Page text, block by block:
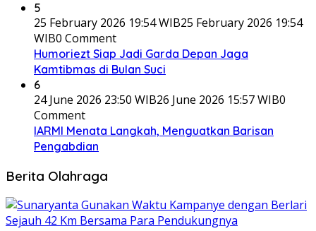
5
25 February 2026 19:54 WIB25 February 2026 19:54
WIB0 Comment
Humoriezt Siap Jadi Garda Depan Jaga
Kamtibmas di Bulan Suci
6
24 June 2026 23:50 WIB26 June 2026 15:57 WIB0
Comment
IARMI Menata Langkah, Menguatkan Barisan
Pengabdian
Berita Olahraga